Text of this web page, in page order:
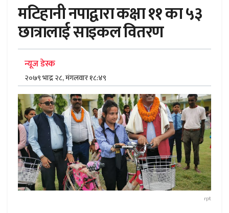
मटिहानी नपाद्वारा कक्षा ११ का ५३
छात्रालाई साइकल वितरण
न्यूज डेस्क
२०७९ भाद्र २८, मंगलवार १८:४९
rpt